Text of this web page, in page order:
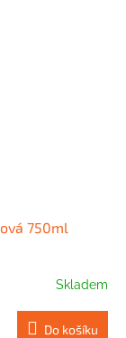
750ml
Skladem
Do košíku